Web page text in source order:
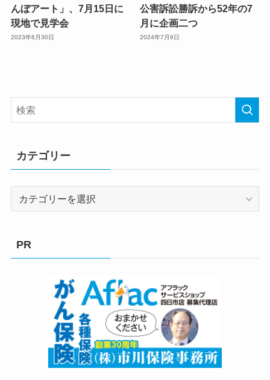
んぼアート」、7月15日に
現地で見学会
2023年6月30日
公害訴訟勝訴から52年の7
月に企画二つ
2024年7月9日
カテゴリー
PR